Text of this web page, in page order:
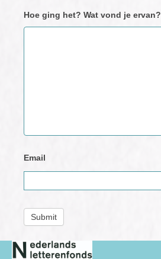
Hoe ging het? Wat vond je ervan?
Email
Submit